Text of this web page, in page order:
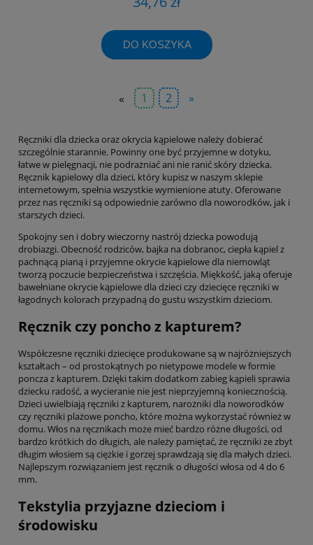
DO KOSZYKA
« 1 2 »
Ręczniki dla dziecka oraz okrycia kąpielowe należy dobierać
szczególnie starannie. Powinny one być przyjemne w dotyku,
łatwe w pielęgnacji, nie podrażniać ani nie ranić skóry dziecka.
Ręcznik kąpielowy dla dzieci, który kupisz w naszym sklepie
internetowym, spełnia wszystkie wymienione atuty. Oferowane
przez nas ręczniki są odpowiednie zarówno dla noworodków, jak i
starszych dzieci.
Spokojny sen i dobry wieczorny nastrój dziecka powodują
drobiazgi. Obecność rodziców, bajka na dobranoc, ciepła kąpiel z
pachnącą pianą i przyjemne okrycie kąpielowe dla niemowląt
tworzą poczucie bezpieczeństwa i szczęścia. Miękkość, jaką oferuje
bawełniane okrycie kąpielowe dla dzieci czy dziecięce ręczniki w
łagodnych kolorach przypadną do gustu wszystkim dzieciom.
Ręcznik czy poncho z kapturem?
Współczesne ręczniki dziecięce produkowane są w najróżniejszych
kształtach – od prostokątnych po nietypowe modele w formie
poncza z kapturem. Dzięki takim dodatkom zabieg kąpieli sprawia
dziecku radość, a wycieranie nie jest nieprzyjemną koniecznością.
Dzieci uwielbiają ręczniki z kapturem, narożniki dla noworodków
czy ręczniki plażowe poncho, które można wykorzystać również w
domu. Włos na ręcznikach może mieć bardzo różne długości, od
bardzo krótkich do długich, ale należy pamiętać, że ręczniki ze zbyt
długim włosiem są ciężkie i gorzej sprawdzają się dla małych dzieci.
Najlepszym rozwiązaniem jest ręcznik o długości włosa od 4 do 6
mm.
Tekstylia przyjazne dzieciom i
środowisku